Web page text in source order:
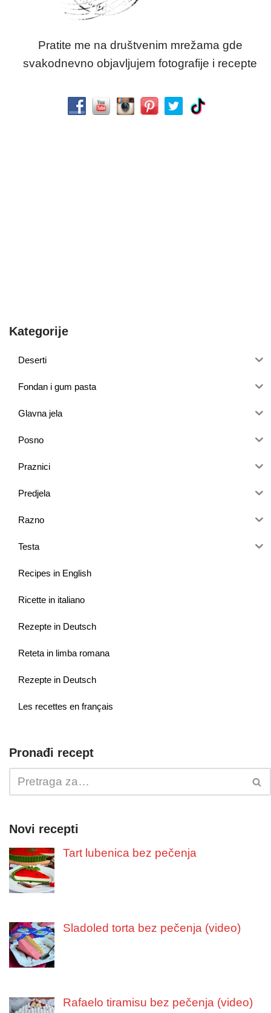
Pratite me na društvenim mrežama gde
svakodnevno objavljujem fotografije i recepte
Kategorije
Deserti
Fondan i gum pasta
Glavna jela
Posno
Praznici
Predjela
Razno
Testa
Recipes in English
Ricette in italiano
Rezepte in Deutsch
Reteta in limba romana
Rezepte in Deutsch
Les recettes en français
Pronađi recept
Novi recepti
Tart lubenica bez pečenja
Sladoled torta bez pečenja (video)
Rafaelo tiramisu bez pečenja (video)